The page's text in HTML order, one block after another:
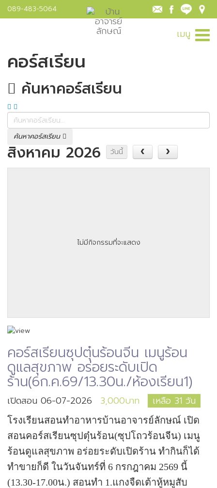
089-483-5064
เมนู
คอร์สเรียน
ค้นหาคอร์สเรียน
ค้นหาคอร์สเรียน
สิงหาคม 2026 วันนี้
ไม่มีกิจกรรมที่จะแสดง
คอร์สเรียนซุปตุ๋นร้อนจีน เมนูร้อน
ดูแลสุขภาพ อร่อยระดับเปิด
ร้าน(6ก.ค.69/13.30น./ห้องเรียน1)
เปิดสอน 06-07-2026 3,000บาท เหลือ 31 วัน
โรงเรียนสอนทำอาหารบ้านอาจารย์ลักษณ์ เปิด
สอนคอร์สเรียนซุปตุ๋นร้อน(ซุปโถวร้อนจีน) เมนู
ร้อนดูแลสุขภาพ อร่อยระดับเปิดร้าน ทำกินก็ได้
ทำขายก็ดี ในวันจันทร์ที่ 6 กรกฎาคม 2569 นี้
(13.30-17.00น.) สอนทำ 1.แกงจืดเต้าหู้หมูสับ